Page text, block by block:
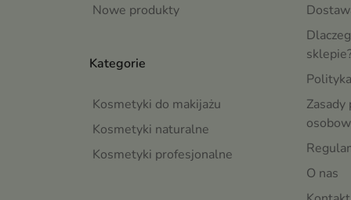
Nowe produkty
Zasady
O nas
Kategorie
Kosmetyki do makijażu
Kosmetyki naturalne
Kosmetyki profesjonalne